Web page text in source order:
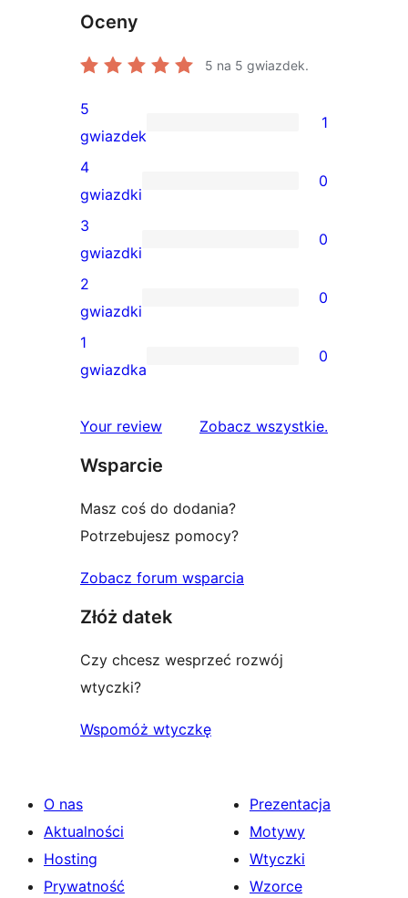
Oceny
5 na 5 gwiazdek.
1
recenzja
5-
gwiazdkowa
5
gwiazdek
1
0
recenzji
4-
gwiazdkowych
4
gwiazdki
0
0
recenzji
3-
gwiazdkowych
3
gwiazdki
0
0
recenzji
2-
2
gwiazdki
0
0
1-
1
gwiazdka
0
Your review Zobacz wszystkierecenzje
.
Wsparcie
Masz coś do dodania?
Potrzebujesz pomocy?
Zobacz forum wsparcia
Złóż datek
Czy chcesz wesprzeć rozwój
wtyczki?
Wspomóż wtyczkę
O nas
Aktualności
Hosting
Prywatność
Prezentacja
Motywy
Wtyczki
Wzorce